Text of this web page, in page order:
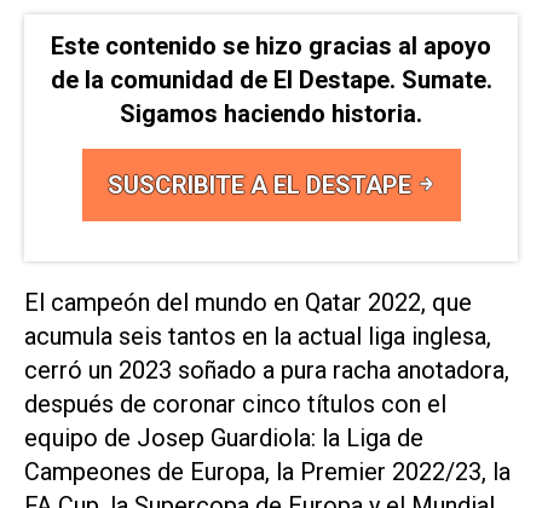
Este contenido se hizo gracias al apoyo
de la comunidad de El Destape. Sumate.
Sigamos haciendo historia.
SUSCRIBITE A EL DESTAPE
El campeón del mundo en Qatar 2022, que
acumula seis tantos en la actual liga inglesa,
cerró un 2023 soñado a pura racha anotadora,
después de coronar cinco títulos con el
equipo de Josep Guardiola: la Liga de
Campeones de Europa, la Premier 2022/23, la